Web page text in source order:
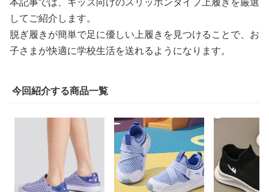
してご紹介します。
脱ぎ履きが簡単で足に優しい上履きを見つけることで、お
子さまが快適に学校生活を送れるようになります。
今回紹介する商品一覧